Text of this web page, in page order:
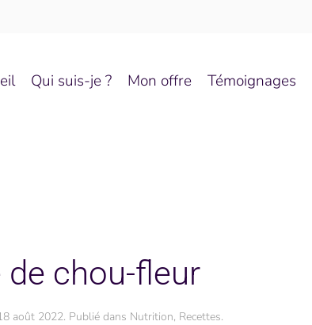
Qui suis-je ? Mon offre Témoignages
de chou-fleur
août 2022. Publié dans Nutrition, Recettes.